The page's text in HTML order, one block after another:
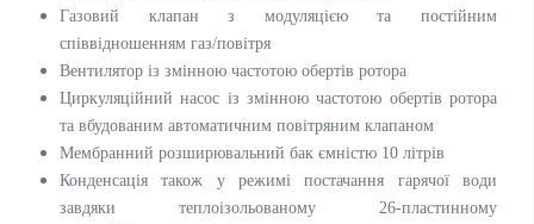
Газовий клапан з модуляцією та постійним
співвідношенням газ/повітря
Вентилятор із змінною частотою обертів ротора
Циркуляційний насос із змінною частотою обертів ротора
та вбудованим автоматичним повітряним клапаном
Мембранний розширювальний бак ємністю 10 літрів
Конденсація також у режимі постачання гарячої води
завдяки теплоізольованому 26-пластинному